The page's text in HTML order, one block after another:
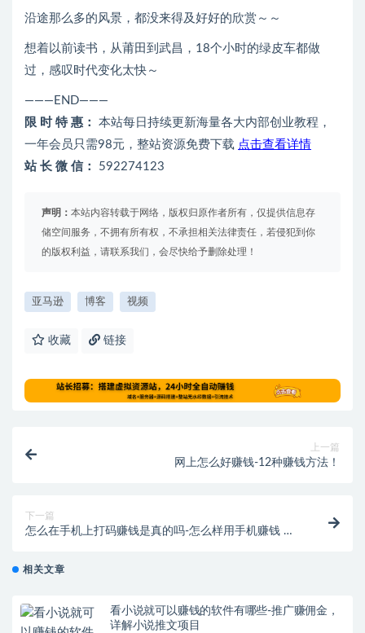
沿途那么多的风景，都没来得及好好的欣赏～～
想着以前读书，从莆田到武昌，18个小时的绿皮车都做
过，感叹时代变化太快～
———END———
限 时 特 惠： 本站每日持续更新海量各大内部创业教程，
一年会员只需98元，整站资源免费下载 点击查看详情
站 长 微 信： 592274123
声明： 本站内容转载于网络，版权归原作者所有，仅提供信息存
储空间服务，不拥有所有权，不承担相关法律责任，若侵犯到你
的版权利益，请联系我们，会尽快给予删除处理！
亚马逊 博客 视频
收藏 链接
上一篇
网上怎么好赚钱-12种赚钱方法！
下一篇
怎么在手机上打码赚钱是真的吗-怎么样用手机赚钱 学
相关文章
看小说就可以赚钱的软件有哪些-推广赚佣金，
详解小说推文项目